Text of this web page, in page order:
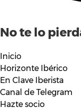
No te lo
Inicio
Horizonte Ibérico
En Clave Iberista
Canal de Telegram
Hazte socio